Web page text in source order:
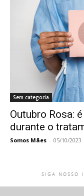
Sem categoria
Outubro Rosa:
durante o
Somos Mães - 05/10/2023
SIGA NOSSO